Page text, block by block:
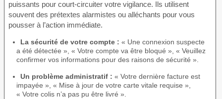
puissants pour court-circuiter votre vigilance. Ils utilisent
souvent des prétextes alarmistes ou alléchants pour vous
pousser à l’action immédiate.
La sécurité de votre compte : « Une connexion suspecte
a été détectée », « Votre compte va être bloqué », « Veuillez
confirmer vos informations pour des raisons de sécurité ».
Un problème administratif : « Votre dernière facture est
impayée », « Mise à jour de votre carte vitale requise »,
« Votre colis n’a pas pu être livré ».